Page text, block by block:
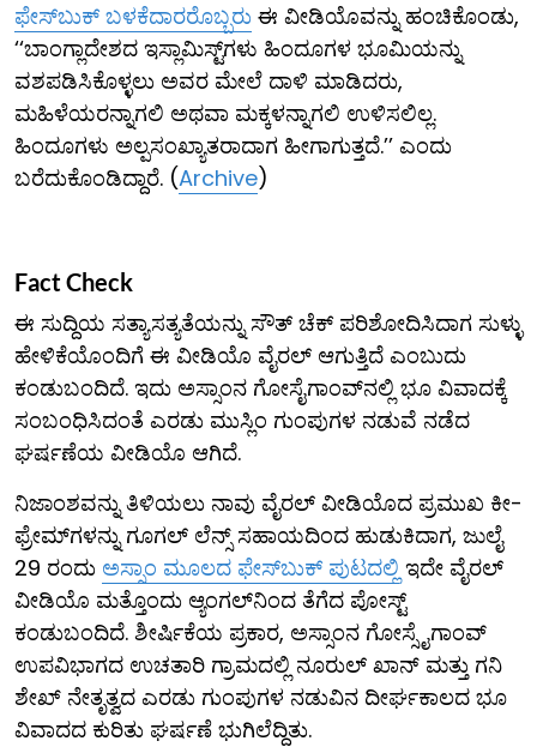
ಫೇಸ್​ಬುಕ್ ಬಳಕೆದಾರರೊಬ್ಬರು ಈ ವೀಡಿಯೊವನ್ನು ಹಂಚಿಕೊಂಡು,
‘‘ಬಾಂಗ್ಲಾದೇಶದ ಇಸ್ಲಾಮಿಸ್ಟ್‌ಗಳು ಹಿಂದೂಗಳ ಭೂಮಿಯನ್ನು
ವಶಪಡಿಸಿಕೊಳ್ಳಲು ಅವರ ಮೇಲೆ ದಾಳಿ ಮಾಡಿದರು,
ಮಹಿಳೆಯರನ್ನಾಗಲಿ ಅಥವಾ ಮಕ್ಕಳನ್ನಾಗಲಿ ಉಳಿಸಲಿಲ್ಲ.
ಹಿಂದೂಗಳು ಅಲ್ಪಸಂಖ್ಯಾತರಾದಾಗ ಹೀಗಾಗುತ್ತದೆ.’’ ಎಂದು
ಬರೆದುಕೊಂಡಿದ್ದಾರೆ. (Archive)
Fact Check
ಈ ಸುದ್ದಿಯ ಸತ್ಯಾಸತ್ಯತೆಯನ್ನು ಸೌತ್ ಚೆಕ್ ಪರಿಶೋದಿಸಿದಾಗ ಸುಳ್ಳು
ಹೇಳಿಕೆಯೊಂದಿಗೆ ಈ ವೀಡಿಯೊ ವೈರಲ್ ಆಗುತ್ತಿದೆ ಎಂಬುದು
ಕಂಡುಬಂದಿದೆ. ಇದು ಅಸ್ಸಾಂನ ಗೋಸೈಗಾಂವ್‌ನಲ್ಲಿ ಭೂ ವಿವಾದಕ್ಕೆ
ಸಂಬಂಧಿಸಿದಂತೆ ಎರಡು ಮುಸ್ಲಿಂ ಗುಂಪುಗಳ ನಡುವೆ ನಡೆದ
ಘರ್ಷಣೆಯ ವೀಡಿಯೊ ಆಗಿದೆ.
ನಿಜಾಂಶವನ್ನು ತಿಳಿಯಲು ನಾವು ವೈರಲ್ ವೀಡಿಯೊದ ಪ್ರಮುಖ ಕೀ-
ಫ್ರೇಮ್​ಗಳನ್ನು ಗೂಗಲ್ ಲೆನ್ಸ್ ಸಹಾಯದಿಂದ ಹುಡುಕಿದಾಗ, ಜುಲೈ
29 ರಂದು ಅಸ್ಸಾಂ ಮೂಲದ ಫೇಸ್‌ಬುಕ್ ಪುಟದಲ್ಲಿ ಇದೇ ವೈರಲ್
ವೀಡಿಯೊ ಮತ್ತೊಂದು ಆ್ಯಂಗಲ್​ನಿಂದ ತೆಗೆದ ಪೋಸ್ಟ್
ಕಂಡುಬಂದಿದೆ. ಶೀರ್ಷಿಕೆಯ ಪ್ರಕಾರ, ಅಸ್ಸಾಂನ ಗೋಸ್ಸೈಗಾಂವ್
ಉಪವಿಭಾಗದ ಉಚತಾರಿ ಗ್ರಾಮದಲ್ಲಿ ನೂರುಲ್ ಖಾನ್ ಮತ್ತು ಗನಿ
ಶೇಖ್ ನೇತೃತ್ವದ ಎರಡು ಗುಂಪುಗಳ ನಡುವಿನ ದೀರ್ಘಕಾಲದ ಭೂ
ವಿವಾದದ ಕುರಿತು ಘರ್ಷಣೆ ಭುಗಿಲೆದ್ದಿತು.